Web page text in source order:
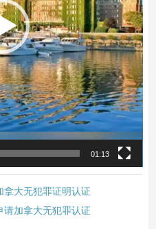
01:13
拿大无犯罪证明认证
请加拿大无犯罪认证